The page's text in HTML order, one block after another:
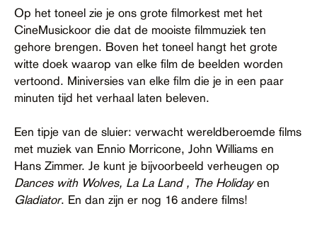
Op het toneel zie je ons grote filmorkest met het
CineMusickoor die dat de mooiste filmmuziek ten
gehore brengen. Boven het toneel hangt het grote
witte doek waarop van elke film de beelden worden
vertoond. Miniversies van elke film die je in een paar
minuten tijd het verhaal laten beleven.
Een tipje van de sluier: verwacht wereldberoemde films
met muziek van Ennio Morricone, John Williams en
Hans Zimmer. Je kunt je bijvoorbeeld verheugen op
Dances with Wolves, La La Land , The Holidayen
Gladiator. En dan zijn er nog 16 andere films!